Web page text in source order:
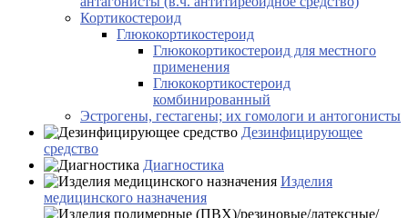
Кортикостероид
Глюкокортикостероид
Глюкокортикостероид для местного
применения
Глюкокортикостероид
комбинированный
Эстрогены, гестагены; их гомологи и антогонисты
Дезинфицирующее
средство
Диагностика
Изделия
медицинского назначения